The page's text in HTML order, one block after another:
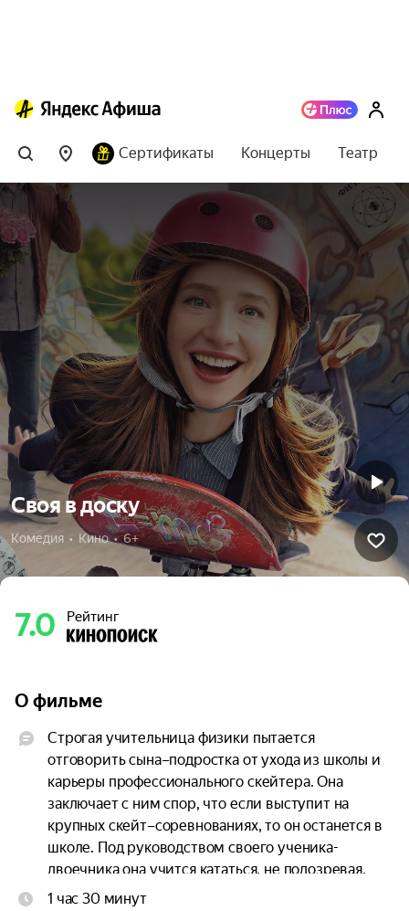
Сертификаты Концерты Театр
Своя в доску
Комедия  •  Кино  •  6+
7.0 Рейтинг
О фильме
Строгая учительница физики пытается
отговорить сына–подростка от ухода из школы и
карьеры профессионального скейтера. Она
заключает с ним спор, что если выступит на
крупных скейт–соревнованиях, то он останется в
школе. Под руководством своего ученика-
двоечника она учится кататься, не подозревая,
что ставит под угрозу свою карьеру и
1 час 30 минут